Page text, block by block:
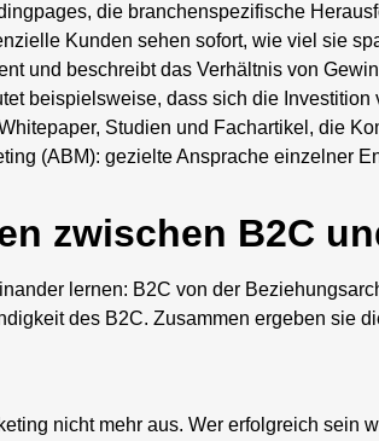
die branchenspezifische
Kunden sehen sofort, wie viel sie
und beschreibt das Verhältnis von
beispielsweise, dass sich die Investition
Studien und Fachartikel, die
(ABM): gezielte Ansprache einzelner
zwischen B2C
lernen: B2C von der
des B2C. Zusammen ergeben sie
nicht mehr aus. Wer erfolgreich sein